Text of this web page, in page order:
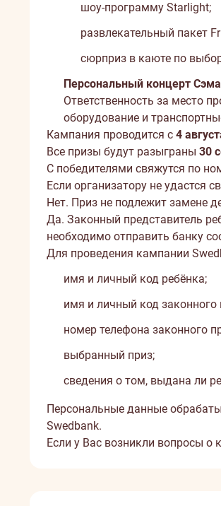
шоу-программу Starlight;
развлекательный пакет
сюрприз в каюте по
Персональный концерт
Ответственность за место
оборудование и
Кампания проводится с 4
Все призы будут разыграны 30
С победителями свяжутся по
Если организатору не удастся
Нет. Приз не подлежит замене
Да. Законный представитель
необходимо отправить банку
Для проведения кампании
имя и личный код ребёнка;
имя и личный код законного
номер телефона законного
выбранный приз;
сведения о том, выдана ли
Персональные данные
Swedbank.
Если у Вас возникли вопросы о